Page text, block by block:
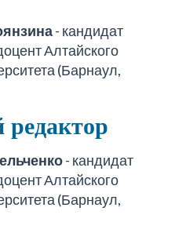
- кандидат
Алтайского
(Барнаул,
- кандидат
Алтайского
(Барнаул,